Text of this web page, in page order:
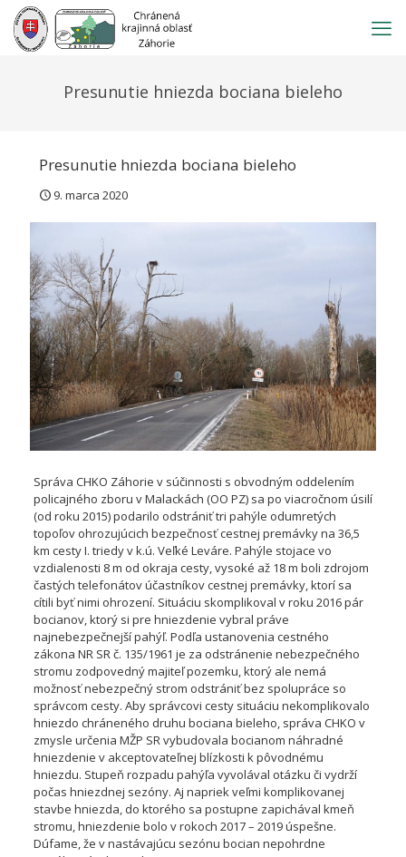
Prejsť
obsah
Presunutie hniezda bociana bieleho
Presunutie hniezda bociana bieleho
9. marca 2020
Správa CHKO Záhorie v súčinnosti s obvodným oddelením
policajného zboru v Malackách (OO PZ) sa po viacročnom úsilí
(od roku 2015) podarilo odstrániť tri pahýle odumretých
topoľov ohrozujúcich bezpečnosť cestnej premávky na 36,5
km cesty I. triedy v k.ú. Veľké Leváre. Pahýle stojace vo
vzdialenosti 8 m od okraja cesty, vysoké až 18 m boli zdrojom
častých telefonátov účastníkov cestnej premávky, ktorí sa
cítili byť nimi ohrození. Situáciu skomplikoval v roku 2016 pár
bocianov, ktorý si pre hniezdenie vybral práve
najnebezpečnejší pahýľ. Podľa ustanovenia cestného
zákona NR SR č. 135/1961 je za odstránenie nebezpečného
stromu zodpovedný majiteľ pozemku, ktorý ale nemá
možnosť nebezpečný strom odstrániť bez spolupráce so
správcom cesty. Aby správcovi cesty situáciu nekomplikovalo
hniezdo chráneného druhu bociana bieleho, správa CHKO v
zmysle určenia MŽP SR vybudovala bocianom náhradné
hniezdenie v akceptovateľnej blízkosti k pôvodnému
hniezdu. Stupeň rozpadu pahýľa vyvolával otázku či vydrží
počas hniezdnej sezóny. Aj napriek veľmi komplikovanej
stavbe hniezda, do ktorého sa postupne zapichával kmeň
stromu, hniezdenie bolo v rokoch 2017 – 2019 úspešne.
Dúfame, že v nastávajúcu sezónu bocian nepohrdne